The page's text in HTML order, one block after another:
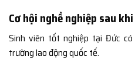
Cơ hội nghề nghiệp sau
Sinh viên tốt nghiệp tại Đức
trường lao động quốc tế.